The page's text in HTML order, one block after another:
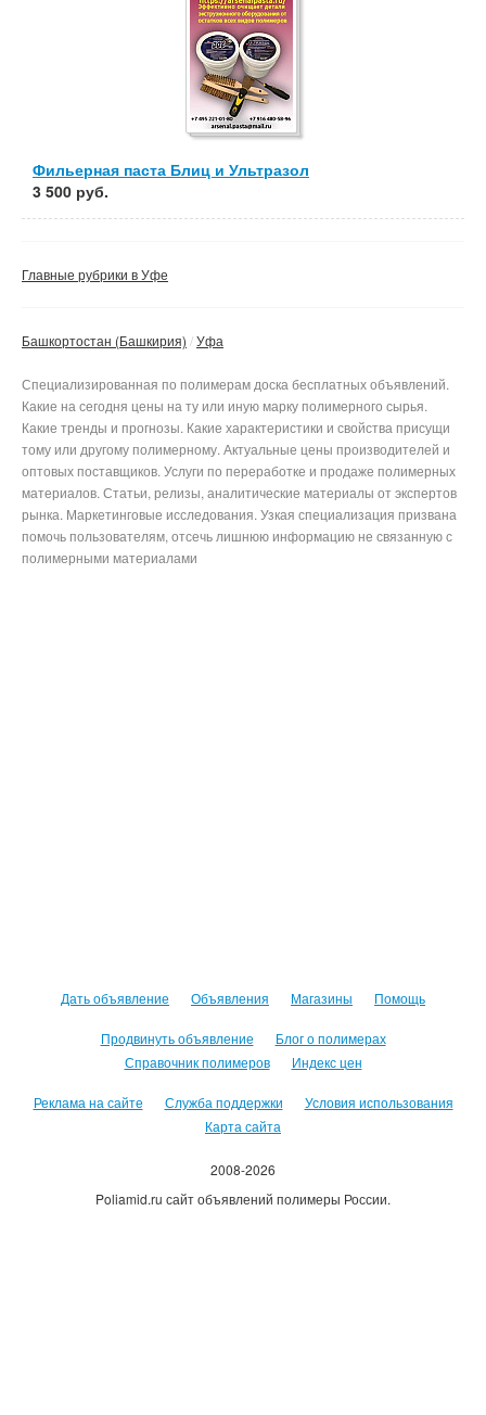
Фильерная паста Блиц и Ультразол
3 500 руб.
Главные рубрики в Уфе
Башкортостан (Башкирия) Уфа
Специализированная по полимерам доска бесплатных объявлений.
Какие на сегодня цены на ту или иную марку полимерного сырья.
Какие тренды и прогнозы. Какие характеристики и свойства присущи
тому или другому полимерному. Актуальные цены производителей и
оптовых поставщиков. Услуги по переработке и продаже полимерных
материалов. Статьи, релизы, аналитические материалы от экспертов
рынка. Маркетинговые исследования. Узкая специализация призвана
помочь пользователям, отсечь лишнюю информацию не связанную с
полимерными материалами
Дать объявление Объявления Магазины Помощь
Продвинуть объявление
Блог о полимерах
Справочник полимеров
Индекс цен
Реклама на сайте Служба поддержки
Условия использования
Карта сайта
2008-2026
Poliamid.ru сайт объявлений полимеры России.